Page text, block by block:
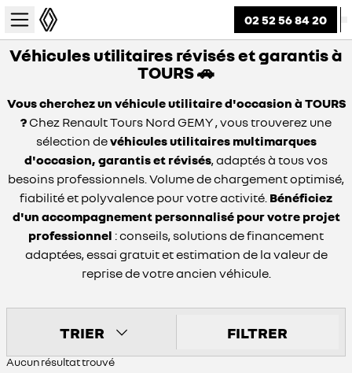
02 52 56 84 20
Véhicules utilitaires révisés et garantis à
TOURS 🚗
Vous cherchez un véhicule utilitaire d'occasion à TOURS
?Chez Renault Tours Nord GEMY , vous trouverez une
sélection devéhicules utilitaires multimarques
d'occasion, garantis et révisés, adaptés à tous vos
besoins professionnels. Volume de chargement optimisé,
fiabilité et polyvalence pour votre activité. Bénéficiez
d'un accompagnement personnalisé pour votre projet
professionnel : conseils, solutions de financement
adaptées, essai gratuit et estimation de la valeur de
reprise de votre ancien véhicule.
TRIER FILTRER
Aucun résultat trouvé